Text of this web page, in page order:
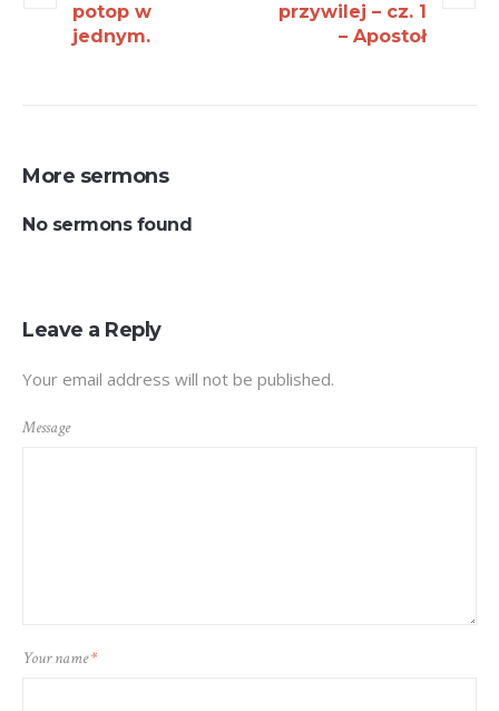
potop w
jednym.
przywilej – cz. 1
– Apostoł
More sermons
No sermons found
Leave a Reply
Your email address will not be published.
Message
Your name*